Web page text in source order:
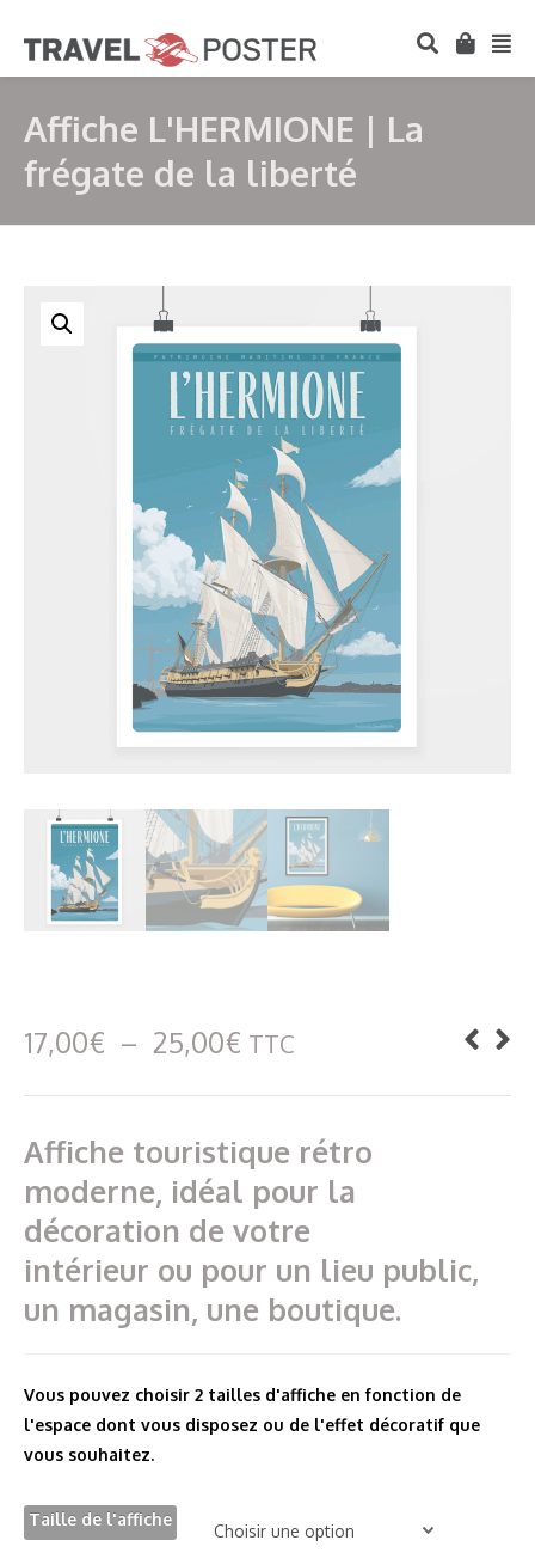
Affiche L'HERMIONE | La
frégate de la liberté
17,00€ – 25,00€ Plage
prix :
17,00€
à
25,00€
TTC
Affiche touristique rétro
moderne, idéal pour la
décoration de votre
intérieur ou pour un lieu public,
un magasin, une boutique.
Vous pouvez choisir 2 tailles d'affiche en fonction de
l'espace dont vous disposez ou de l'effet décoratif que
vous souhaitez.
Taille de l'affiche